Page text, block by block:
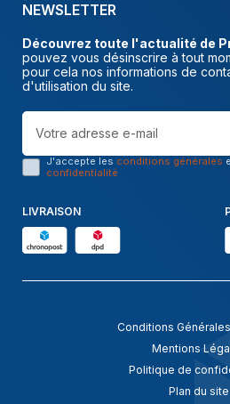
NEWSLETTER
Découvrez toute l'actualité de
pouvez vous désinscrire à tout
pour cela nos informations de
d'utilisation du site.
J'accepte les conditions générales
confidentialité
LIVRAISON
Conditions
Mentions
Politique de
Plan du site